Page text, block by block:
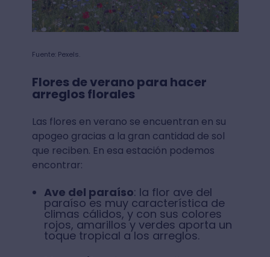
Fuente: Pexels.
Flores de verano para hacer
arreglos florales
Las flores en verano se encuentran en su
apogeo gracias a la gran cantidad de sol
que reciben. En esa estación podemos
encontrar:
Ave del paraíso: la flor ave del
paraíso es muy característica de
climas cálidos, y con sus colores
rojos, amarillos y verdes aporta un
toque tropical a los arreglos.